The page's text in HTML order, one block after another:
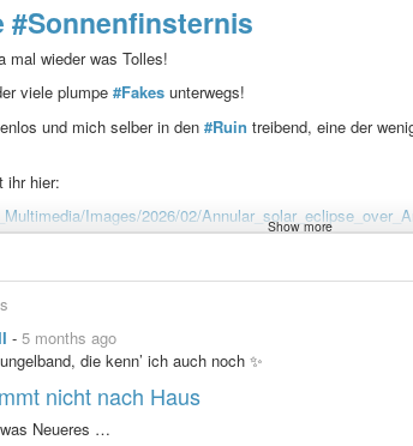
#Sonnenfinsternis
mal wieder was Tolles!
viele plumpe #Fakes unterwegs!
und mich selber in den #Ruin treibend, eine der
ihr hier:
Images/2026/02/
over Antarctica
Show more
- 5 months ago
die kenn’ ich auch noch ✨
nicht nach Haus
Neueres …